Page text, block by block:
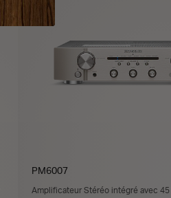
PM6007
Amplificateur Stéréo intégré avec 45